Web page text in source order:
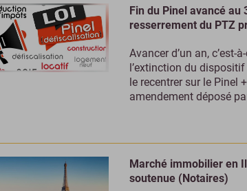
Fin du Pinel avancé au
resserrement du PTZ
Avancer d’un an, c’est-
l’extinction du
le recentrer sur le Pinel
amendement déposé
Marché immobilier en
soutenue (Notaires)